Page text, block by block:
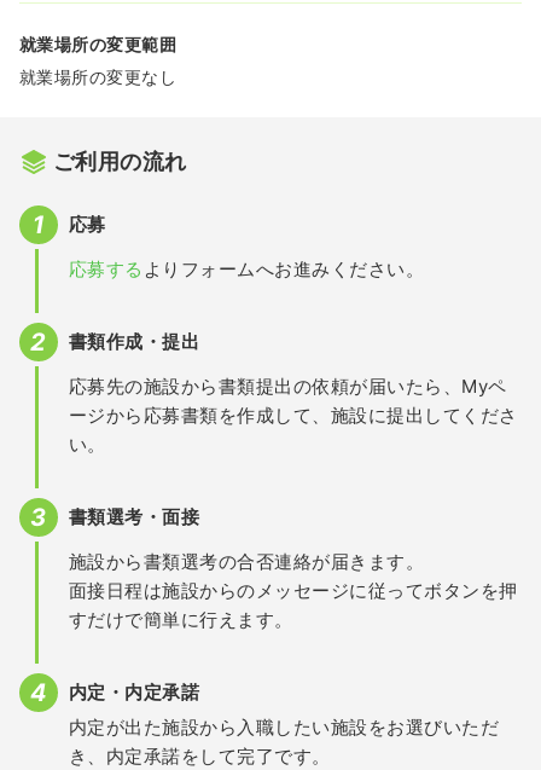
就業場所の変更範囲
就業場所の変更なし
ご利用の流れ
応募
応募する よりフォームへお進みください。
書類作成・提出
応募先の施設から書類提出の依頼が届いたら、Myペ
ージから応募書類を作成して、施設に提出してくださ
い。
書類選考・面接
施設から書類選考の合否連絡が届きます。
面接日程は施設からのメッセージに従ってボタンを押
すだけで簡単に行えます。
内定・内定承諾
内定が出た施設から入職したい施設をお選びいただ
き、内定承諾をして完了です。